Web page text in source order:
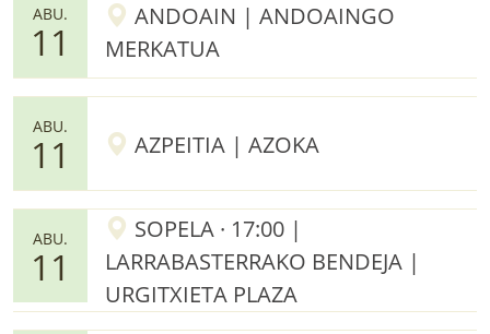
ABU.
11
ANDOAIN | ANDOAINGO
MERKATUA
ABU.
11 AZPEITIA | AZOKA
ABU.
11
SOPELA · 17:00 |
LARRABASTERRAKO BENDEJA |
URGITXIETA PLAZA